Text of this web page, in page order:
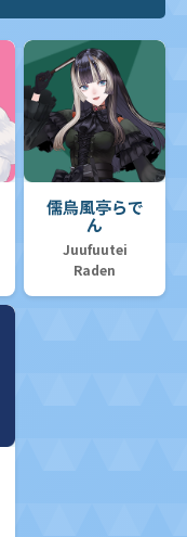
儒烏風亭らで
ん
Juufuutei
Raden